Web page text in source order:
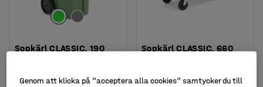
Sopkärl CLASSIC, 190
Sopkärl CLASSIC, 660
Genom att klicka på "acceptera alla cookies" samtycker du till